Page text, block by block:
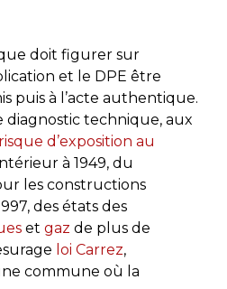
doit figurer sur
et le DPE être
puis à l’acte authentique.
diagnostic technique, aux
d’exposition au
à 1949, du
les constructions
des états des
et gaz de plus de
loi Carrez,
commune où la